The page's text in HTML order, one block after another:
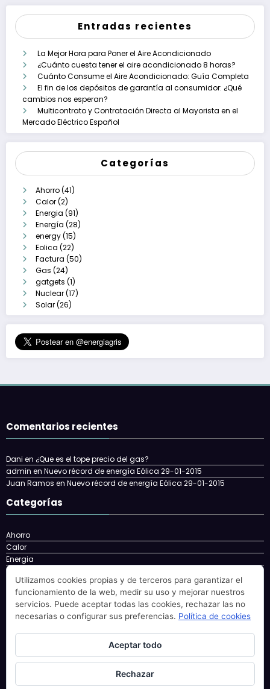
Entradas recientes
La Mejor Hora para Poner el Aire Acondicionado
¿Cuánto cuesta tener el aire acondicionado 8 horas?
Cuánto Consume el Aire Acondicionado: Guía Completa
El fin de los depósitos de garantía al consumidor: ¿Qué
cambios nos esperan?
Multicontrato y Contratación Directa al Mayorista en el
Mercado Eléctrico Español
Categorías
Ahorro(41)
Calor(2)
Energia (91)
Energía (28)
energy(15)
Eolica (22)
Factura (50)
Gas (24)
gatgets (1)
Nuclear(17)
Solar(26)
Comentarios recientes
Dani en ¿Que es el tope precio del gas?
admin en Nuevo récord de energía Eólica 29-01-2015
Juan Ramos en Nuevo récord de energía Eólica 29-01-2015
Categorías
Ahorro
Calor
Energia
Energía
energy
Eolica
Factura
Gas
gatgets
Solar
Utilizamos cookies propias y de terceros para garantizar el
funcionamiento de la web, medir su uso y mejorar nuestros
servicios. Puede aceptar todas las cookies, rechazar las no
necesarias o configurar sus preferencias. Política de cookies
Aceptar todo
Rechazar